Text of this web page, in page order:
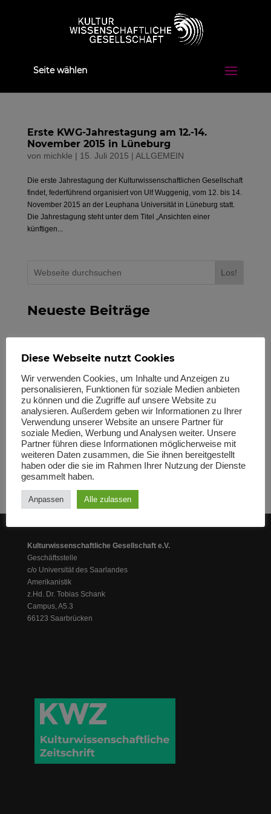
Seite wählen
Erste KWG-Jahrestagung am 12.-14.
November 2015 in Lüneburg
von michkle | 15. Juli 2015 | ALLGEMEIN
Die erste Jahrestagung der Kulturwissenschaftlichen Gesellschaft
findet, federführend organisiert von Ulf Wuggenig, vom 12. bis 14.
November 2015 an der Leuphana Universität in Lüneburg statt.
Die Jahrestagung steht unter dem Titel „Ansichten einer
künftigen...
Los!
Neueste Beiträge
Kulturwissenschaftlichen Gesellschaft — Anmeldung
KRITIK UND KULTUR: 11. Jahrestagung der
Kulturwissenschaftlichen Gesellschaft
HORIZONTE: Netzwerktagung zum 10-jährigen Jubiläum der
Kulturwissenschaftlichen Gesellschaft – 10th Anniversary
Networking Conference of the Society for Cultural Studies
#Wissenschaftsfreiheit: Angriffen auf die Freiheit von Forschung
und Lehre entschlossen entgegentreten
Neuer KWG-Vorstand gewählt
Kulturwissenschaftliche Gesellschaft e.V.
Geschäftsstelle
c/o Universität des Saarlandes
Amerikanistik
z.Hd. Dr. Tobias Schank
Campus, A5.3
66123 Saarbrücken
Diese Webseite nutzt Cookies
Wir verwenden Cookies, um Inhalte und Anzeigen zu
personalisieren, Funktionen für soziale Medien anbieten
zu können und die Zugriffe auf unsere Website zu
analysieren. Außerdem geben wir Informationen zu Ihrer
Verwendung unserer Website an unsere Partner für
soziale Medien, Werbung und Analysen weiter. Unsere
Partner führen diese Informationen möglicherweise mit
weiteren Daten zusammen, die Sie ihnen bereitgestellt
haben oder die sie im Rahmen Ihrer Nutzung der Dienste
gesammelt haben.
Anpassen Alle zulassen